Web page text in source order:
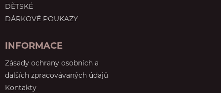
DĚTSKÉ
DÁRKOVÉ POUKAZY
INFORMACE
Zásady ochrany osobních a
dalších zpracovávaných údajů
Kontakty